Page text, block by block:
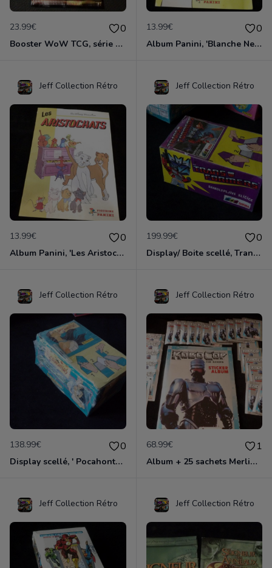
23.99€ 0
Booster WoW TCG, série Héros d'Azéroth, édition 2006 (n°2)
13.99€ 0
Album Panini, 'Blanche Neige et les Sept Nains', édition 1983
Jeff Collection Rétro
13.99€ 0
Album Panini, 'Les Aristochats', édition 1982
Jeff Collection Rétro
199.99€ 0
Display/ Boite scellé, Tranformers Panini 1986/1991
Jeff Collection Rétro
138.99€ 0
Display scellé, ' Pocahontas ', Panini UE 1994
Jeff Collection Rétro
68.99€ 1
Album + 25 sachets Merlin Collection ' Robocop: La série TV ' édition 1995
Jeff Collection Rétro Jeff Collection Rétro